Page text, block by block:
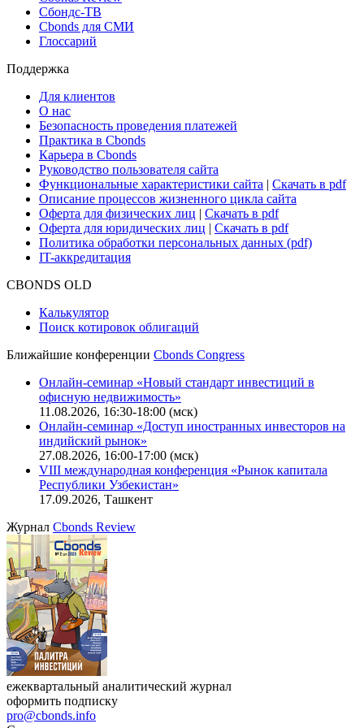
Новости рынка
Research Hub
Cbonds Review
Сбондс-ТВ
Глоссарий
Поддержка
Для клиентов
О нас
Безопасность проведения платежей
Практика в Cbonds
Карьера в Cbonds
Руководство пользователя сайта
Функциональные характеристики сайта|Скачать в pdf
Описание процессов жизненного цикла сайта
Оферта для физических лиц
Оферта для юридических лиц
IT-аккредитация
Поиск котировок облигаций
Ближайшие конференцииCbonds Congress
Онлайн-семинар «Новый стандарт инвестиций в
офисную недвижимость»
11.08.2026, 16:30-18:00 (мск)
Онлайн-семинар «Доступ иностранных инвесторов на
индийский рынок»
VIII международная конференция «Рынок капитала
Республики Узбекистан»
17.09.2026, Ташкент
ЖурналCbonds Review